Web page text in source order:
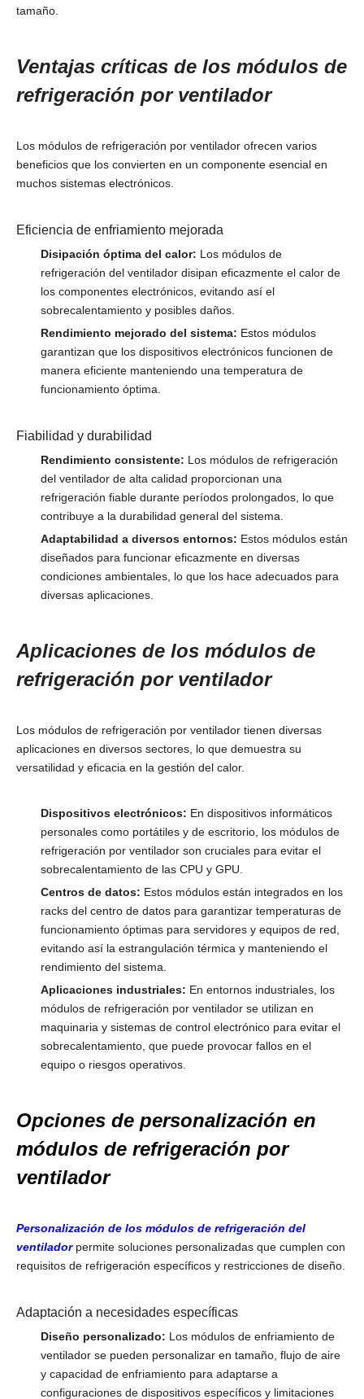
tamaño.
Ventajas críticas de los módulos de
refrigeración por ventilador
Los módulos de refrigeración por ventilador ofrecen varios
beneficios que los convierten en un componente esencial en
muchos sistemas electrónicos.
Eficiencia de enfriamiento mejorada
Disipación óptima del calor: Los módulos de
refrigeración del ventilador disipan eficazmente el calor de
los componentes electrónicos, evitando así el
sobrecalentamiento y posibles daños.
Rendimiento mejorado del sistema: Estos módulos
garantizan que los dispositivos electrónicos funcionen de
manera eficiente manteniendo una temperatura de
funcionamiento óptima.
Fiabilidad y durabilidad
Rendimiento consistente: Los módulos de refrigeración
del ventilador de alta calidad proporcionan una
refrigeración fiable durante períodos prolongados, lo que
contribuye a la durabilidad general del sistema.
Adaptabilidad a diversos entornos: Estos módulos están
diseñados para funcionar eficazmente en diversas
condiciones ambientales, lo que los hace adecuados para
diversas aplicaciones.
Aplicaciones de los módulos de
refrigeración por ventilador
Los módulos de refrigeración por ventilador tienen diversas
aplicaciones en diversos sectores, lo que demuestra su
versatilidad y eficacia en la gestión del calor.
Dispositivos electrónicos: En dispositivos informáticos
personales como portátiles y de escritorio, los módulos de
refrigeración por ventilador son cruciales para evitar el
sobrecalentamiento de las CPU y GPU.
Centros de datos: Estos módulos están integrados en los
racks del centro de datos para garantizar temperaturas de
funcionamiento óptimas para servidores y equipos de red,
evitando así la estrangulación térmica y manteniendo el
rendimiento del sistema.
Aplicaciones industriales: En entornos industriales, los
módulos de refrigeración por ventilador se utilizan en
maquinaria y sistemas de control electrónico para evitar el
sobrecalentamiento, que puede provocar fallos en el
equipo o riesgos operativos.
Opciones de personalización en
módulos de refrigeración por
ventilador
Personalización de los módulos de refrigeración del
ventiladorpermite soluciones personalizadas que cumplen con
requisitos de refrigeración específicos y restricciones de diseño.
Adaptación a necesidades específicas
Diseño personalizado: Los módulos de enfriamiento de
ventilador se pueden personalizar en tamaño, flujo de aire
y capacidad de enfriamiento para adaptarse a
configuraciones de dispositivos específicos y limitaciones